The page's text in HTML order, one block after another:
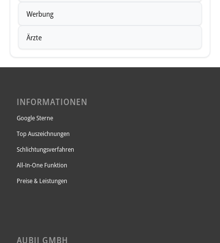
Werbung
Ärzte
INFORMATIONEN
Google Sterne
Top Auszeichnungen
Schlichtungsverfahren
All-In-One Funktion
Preise & Leistungen
AUBII GMBH